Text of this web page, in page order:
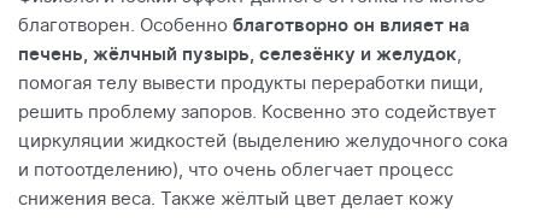
благотворен. Особенно благотворно он влияет на
печень, жёлчный пузырь, селезёнку и желудок,
помогая телу вывести продукты переработки пищи,
решить проблему запоров. Косвенно это содействует
циркуляции жидкостей (выделению желудочного сока
и потоотделению), что очень облегчает процесс
снижения веса. Также жёлтый цвет делает кожу